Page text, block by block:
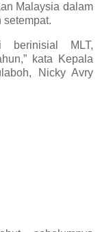
Malaysia dalam
setempat.
berinisial MLT,
kata Kepala
Nicky Avry